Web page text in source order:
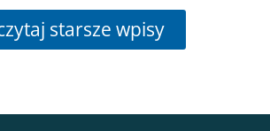
starsze wpisy